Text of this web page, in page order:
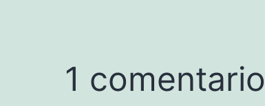
1 comentario